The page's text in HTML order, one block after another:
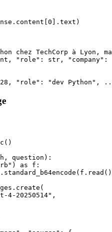
chez TechCorp à Lyon,
"role": str,
question):
as f:
4-20250514",